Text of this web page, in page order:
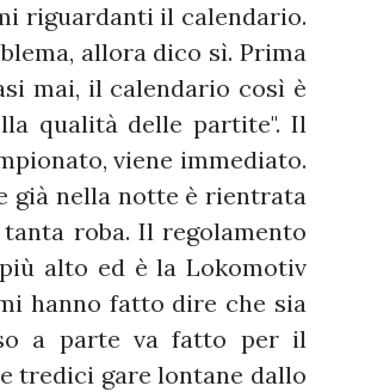
riguardanti il calendario.
allora dico sì. Prima
mai, il calendario così è
qualità delle partite". Il
viene immediato.
già nella notte è rientrata
roba. Il regolamento
alto ed è la Lokomotiv
hanno fatto dire che sia
a parte va fatto per il
tredici gare lontane dallo